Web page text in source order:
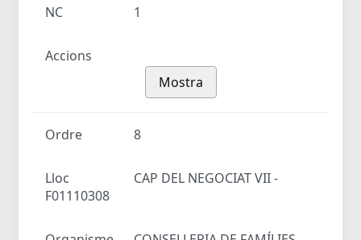
NC 1
Accions
Mostra
Ordre 8
Lloc
CAP DEL NEGOCIAT VII -
F01110308